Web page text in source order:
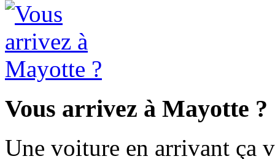
Vous arrivez à Mayotte ?
Une voiture en arrivant ça